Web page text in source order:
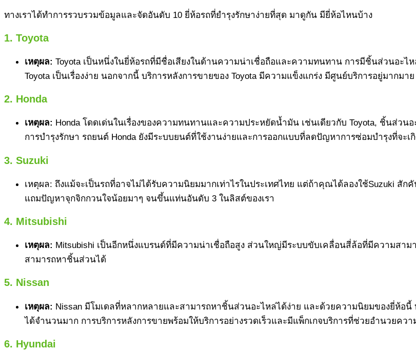
ทางเราได้ทำการรวบรวมข้อมูลและจัดอันดับ 10 ยี่ห้อรถที่ยำรุงรักษาง่ายที่สุด มาดูกัน มียี่ห้อไหนบ้าง
1. Toyota
เหตุผล: Toyota เป็นหนึ่งในยี่ห้อรถที่มีชื่อเสียงในด้านความน่าเชื่อถือและความทนทาน การมีชิ้นส่วนอะไ
Toyota เป็นเรื่องง่าย นอกจากนี้ บริการหลังการขายของ Toyota มีความแข็งแกร่ง มีศูนย์บริการอยู่มากมา
2. Honda
เหตุผล: Honda โดดเด่นในเรื่องของความทนทานและความประหยัดน้ำมัน เช่นเดียวกับ Toyota, ชิ้นส่วน
การบำรุงรักษา รถยนต์ Honda ยังมีระบบยนต์ที่ใช้งานง่ายและการออกแบบที่ลดปัญหาการซ่อมบำรุงที่จะ
3. Suzuki
เหตุผล: ถึงแม้จะเป็นรถที่อาจไม่ได้รับความนิยมมากเท่าไรในประเทศไทย แต่ถ้าคุณได้ลองใช้Suzuki สั
แถมปัญหาจุกจิกกวนใจน้อยมาๆ จนขึ้นแท่นอันดับ 3 ในลิสต์ของเรา
4. Mitsubishi
เหตุผล: Mitsubishi เป็นอีกหนึ่งแบรนด์ที่มีความน่าเชื่อถือสูง ส่วนใหญ่มีระบบขับเคลื่อนสี่ล้อที่มีความสามา
สามารถหาชิ้นส่วนได้
5. Nissan
เหตุผล: Nissan มีโมเดลที่หลากหลายและสามารถหาชิ้นส่วนอะไหล่ได้ง่าย และด้วยความนิยมของยี่ห้อนี้
ได้จำนวนมาก การบริการหลังการขายพร้อมให้บริการอย่างรวดเร็วและมีแพ็กเกจบริการที่ช่วยอำนวยควา
6. Hyundai